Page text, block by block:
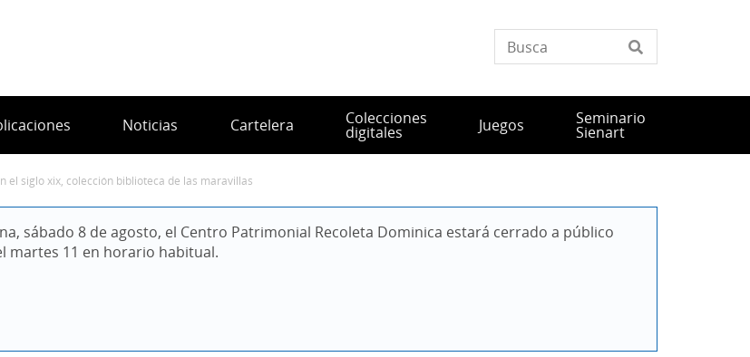
Noticias Cartelera Colecciones
digitales Juegos Seminario
Sienart
el siglo xix, colección biblioteca de las maravillas
sábado 8 de agosto, el Centro Patrimonial Recoleta Dominica estará cerrado a público
martes 11 en horario habitual.